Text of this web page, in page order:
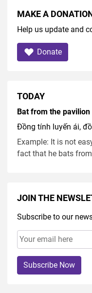
MAKE A
Help us update and
Donate
TODAY
Bat from the pavilion
Đồng tính luyến ái,
Example: It is not
fact that he bats
JOIN THE
Subscribe to our
Subscribe Now